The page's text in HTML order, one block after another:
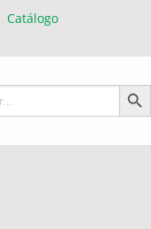
Catálogo
Botón de